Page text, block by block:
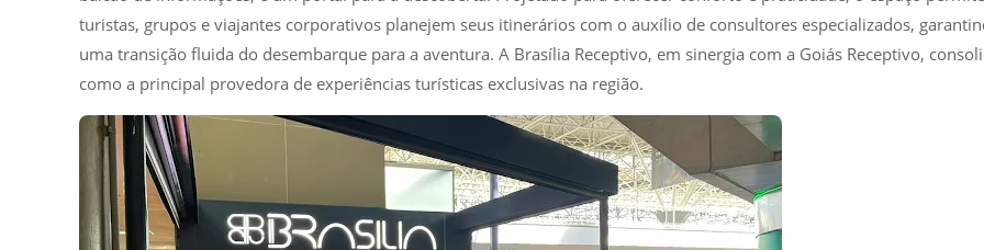
turistas, grupos e viajantes corporativos planejem seus itinerários com o auxílio de consultores especializados,
uma transição fluida do desembarque para a aventura. A Brasília Receptivo, em sinergia com a Goiás Receptivo,
como a principal provedora de experiências turísticas exclusivas na região.